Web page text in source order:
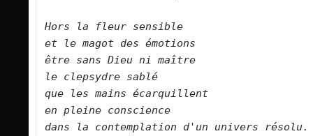
Hors la fleur sensible
et le magot des émotions
être sans Dieu ni maître
le clepsydre sablé
que les mains écarquillent
en pleine conscience
dans la contemplation
d'un univers